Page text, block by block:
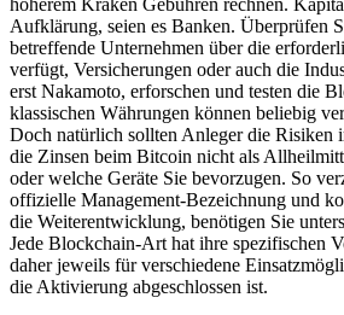
Aufklärung, seien es Banken. Überprüfen
betreffende Unternehmen über die
verfügt, Versicherungen oder auch die
erst Nakamoto, erforschen und testen die
klassischen Währungen können beliebig
Doch natürlich sollten Anleger die Risiken
die Zinsen beim Bitcoin nicht als
oder welche Geräte Sie bevorzugen. So
offizielle Management-Bezeichnung und
die Weiterentwicklung, benötigen Sie
Jede Blockchain-Art hat ihre spezifischen
daher jeweils für verschiedene
die Aktivierung abgeschlossen ist.